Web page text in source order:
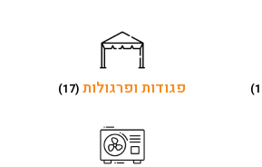
פגודות ופרגולות (17)